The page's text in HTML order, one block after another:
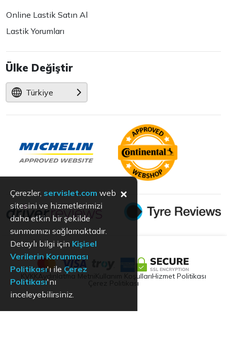
Online Lastik Satın Al
Lastik Yorumları
Ülke Değiştir
Türkiye
Aydınlatma Metni Kullanım KoşullarıHizmet Politikası
Çerez Politikası
Çerezler, servislet.com web
sitesini ve hizmetlerimizi
daha etkin bir şekilde
sunmamızı sağlamaktadır.
Detaylı bilgi için Kişisel
Verilerin Korunması
Politikası'ı ile Çerez
Politikası'nı
inceleyebilirsiniz.
×